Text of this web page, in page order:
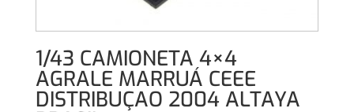
1/43 CAMIONETA 4×4
AGRALE MARRUÁ CEEE
DISTRIBUÇAO 2004 ALTAYA